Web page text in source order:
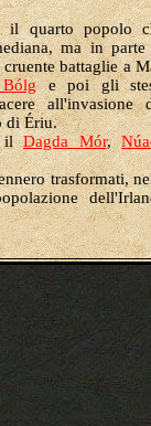
il quarto popolo
ma in
battaglie a
e poi gli
all'invasione
di Ériu.
ilDagda Mór,
trasformati,